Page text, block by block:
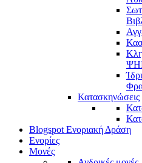
Κατασκηνώσεις
Blogspot Ενοριακή Δράση
Ενορίες
Μονές